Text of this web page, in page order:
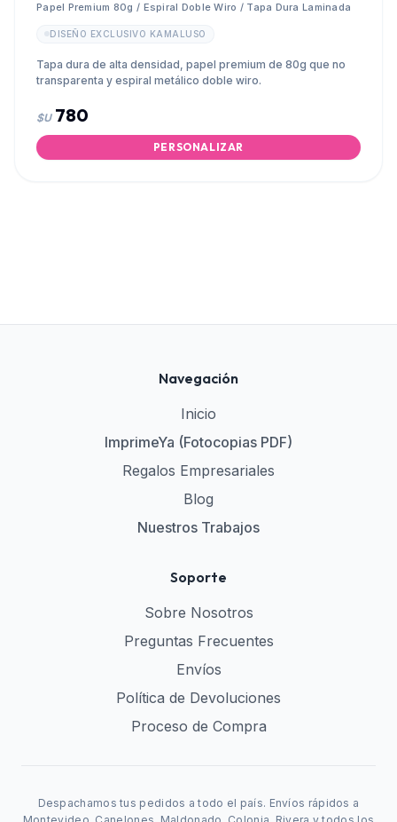
Papel Premium 80g / Espiral Doble Wiro / Tapa Dura Laminada
DISEÑO EXCLUSIVO KAMALUSO
Tapa dura de alta densidad, papel premium de 80g que no
transparenta y espiral metálico doble wiro.
$U 780
PERSONALIZAR
Navegación
Inicio
ImprimeYa (Fotocopias PDF)
Regalos Empresariales
Blog
Nuestros Trabajos
Soporte
Sobre Nosotros
Preguntas Frecuentes
Envíos
Política de Devoluciones
Proceso de Compra
Despachamos tus pedidos a todo el país. Envíos rápidos a